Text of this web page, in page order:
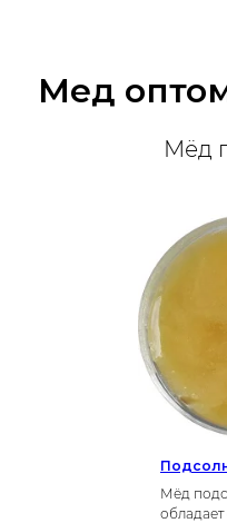
Мед
Мёд
Мёд
обладает